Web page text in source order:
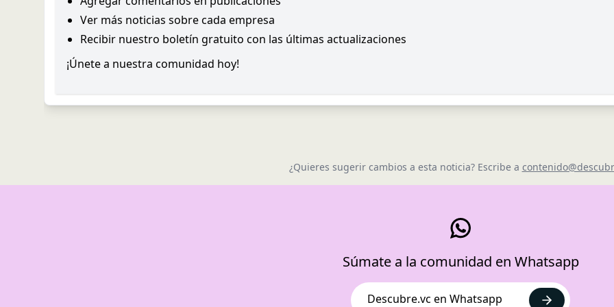
Ver más noticias sobre cada empresa
Recibir nuestro boletín gratuito con las últimas actualizaciones
¡Únete a nuestra comunidad hoy!
¿Quieres sugerir cambios a esta noticia? Escribe a
Súmate a la comunidad en Whatsapp
Descubre.vc en Whatsapp